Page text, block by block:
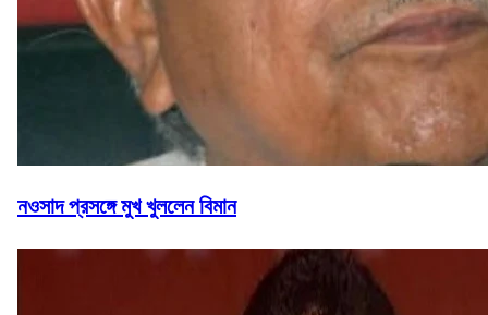
নওসাদ প্রসঙ্গে মুখ খুললেন বিমান